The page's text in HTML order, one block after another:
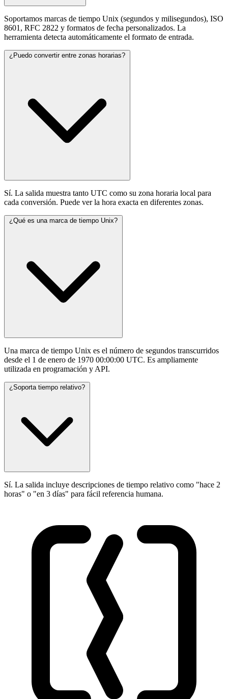
Soportamos marcas de tiempo Unix (segundos y milisegundos), ISO
8601, RFC 2822 y formatos de fecha personalizados. La
herramienta detecta automáticamente el formato de entrada.
¿Puedo convertir entre zonas horarias?
Sí. La salida muestra tanto UTC como su zona horaria local para
cada conversión. Puede ver la hora exacta en diferentes zonas.
¿Qué es una marca de tiempo Unix?
Una marca de tiempo Unix es el número de segundos transcurridos
desde el 1 de enero de 1970 00:00:00 UTC. Es ampliamente
utilizada en programación y API.
¿Soporta tiempo relativo?
Sí. La salida incluye descripciones de tiempo relativo como "hace 2
horas" o "en 3 días" para fácil referencia humana.